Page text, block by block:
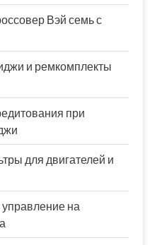
Вэй семь с
и ремкомплекты
при
для двигателей и
управление на